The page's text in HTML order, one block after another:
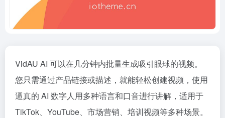
VidAU AI 可以在几分钟内批量生成吸引眼球的视频。
您只需通过产品链接或描述，就能轻松创建视频，使用
逼真的 AI 数字人用多种语言和口音进行讲解，适用于
TikTok、YouTube、市场营销、培训视频等多种场景。